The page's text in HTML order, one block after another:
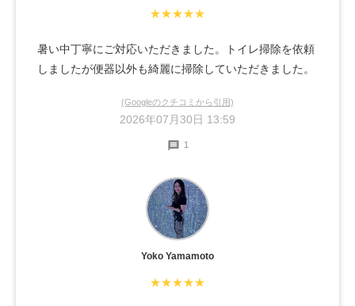
★★★★★
暑い中丁寧にご対応いただきました。トイレ掃除を依頼
しましたが便器以外も綺麗に掃除していただきました。
(Googleのクチコミから引用)
2026年07月30日 13:59
1
Yoko Yamamoto
★★★★★